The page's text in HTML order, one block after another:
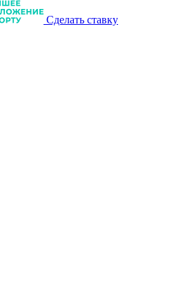
Сделать ставку